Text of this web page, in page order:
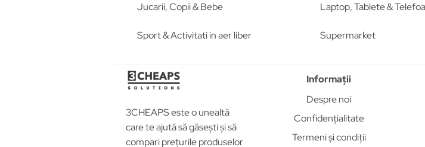
Jucarii, Copii & Bebe Laptop, Tablete &
Sport & Activitati in aer liber Supermarket
3CHEAPS este o unealtă
care te ajută să găsești și să
compari prețurile produselor
Informații
Despre noi
Confidențialitate
Termeni și condiții